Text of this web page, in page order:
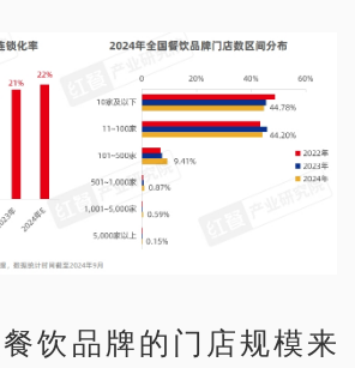
品牌的门店规模来